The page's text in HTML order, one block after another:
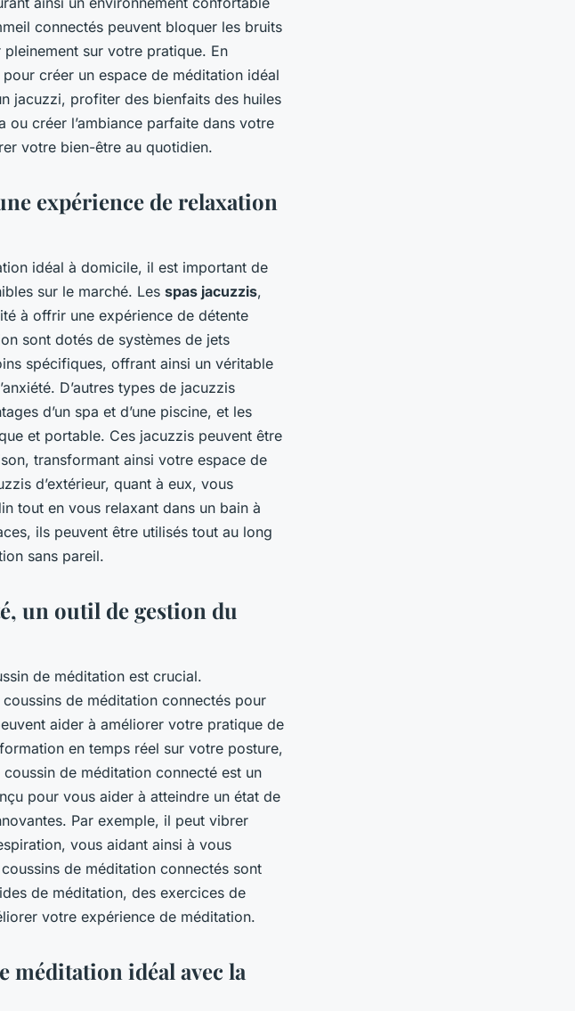
connectés peuvent bloquer les bruits
sur votre pratique. En
créer un espace de méditation idéal
jacuzzi, profiter des bienfaits des huiles
créer l’ambiance parfaite dans votre
votre bien-être au quotidien.
expérience de relaxation
idéal à domicile, il est important de
sur le marché. Les spas jacuzzis,
à offrir une expérience de détente
sont dotés de systèmes de jets
spécifiques, offrant ainsi un véritable
D’autres types de jacuzzis
d’un spa et d’une piscine, et les
et portable. Ces jacuzzis peuvent être
transformant ainsi votre espace de
d’extérieur, quant à eux, vous
tout en vous relaxant dans un bain à
ils peuvent être utilisés tout au long
sans pareil.
un outil de gestion du
de méditation est crucial.
de méditation connectés pour
aider à améliorer votre pratique de
en temps réel sur votre posture,
de méditation connecté est un
pour vous aider à atteindre un état de
Par exemple, il peut vibrer
vous aidant ainsi à vous
de méditation connectés sont
de méditation, des exercices de
votre expérience de méditation.
méditation idéal avec la